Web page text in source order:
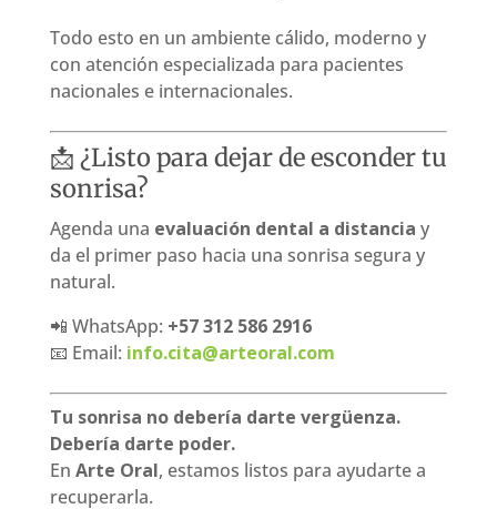
Todo esto en un ambiente cálido, moderno y
con atención especializada para pacientes
nacionales e internacionales.
📩 ¿Listo para dejar de esconder tu
sonrisa?
Agenda una evaluación dental a distancia y
da el primer paso hacia una sonrisa segura y
natural.
📲 WhatsApp: +57 312 586 2916
📧 Email: info.cita@arteoral.com
Tu sonrisa no debería darte vergüenza.
Debería darte poder.
En Arte Oral, estamos listos para ayudarte a
recuperarla.